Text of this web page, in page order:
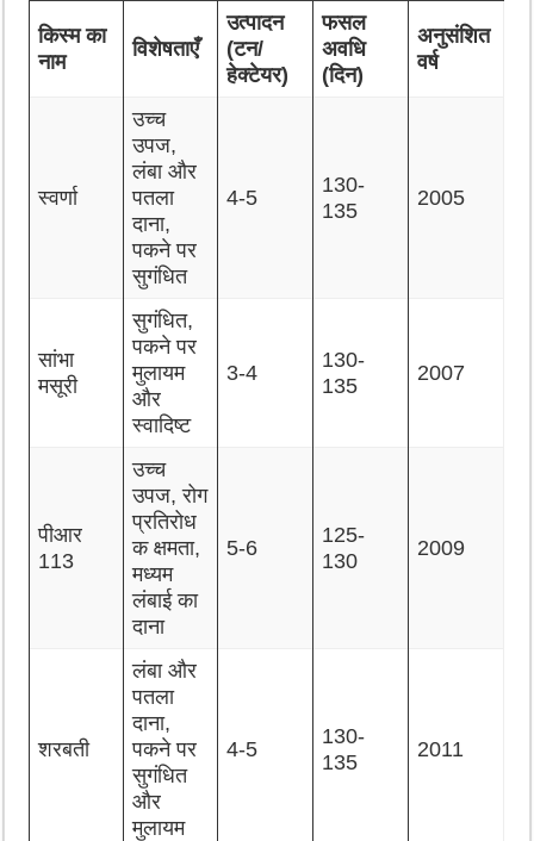
किस्म का
नाम
विशेषताएँ
उत्पादन
(टन/
हेक्टेयर)
फसल
अवधि
(दिन)
अनुसंशित
वर्ष
स्वर्णा
उच्च
उपज,
लंबा और
पतला
दाना,
पकने पर
सुगंधित
4-5
130-
135
2005
सांभा
मसूरी
सुगंधित,
पकने पर
मुलायम
और
स्वादिष्ट
3-4
130-
135
2007
पीआर
113
उच्च
उपज, रोग
प्रतिरोध
क क्षमता,
मध्यम
लंबाई का
दाना
5-6
125-
130
2009
शरबती
लंबा और
पतला
दाना,
पकने पर
सुगंधित
और
मुलायम
4-5
130-
135
2011